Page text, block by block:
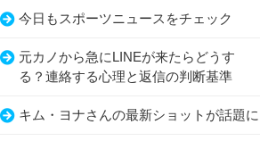
今日もスポーツニュースをチェック
元カノから急にLINEが来たらどうす
る？連絡する心理と返信の判断基準
キム・ヨナさんの最新ショットが話題に